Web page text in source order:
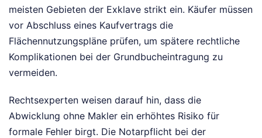
meisten Gebieten der Exklave strikt ein. Käufer müssen
vor Abschluss eines Kaufvertrags die
Flächennutzungspläne prüfen, um spätere rechtliche
Komplikationen bei der Grundbucheintragung zu
vermeiden.
Rechtsexperten weisen darauf hin, dass die
Abwicklung ohne Makler ein erhöhtes Risiko für
formale Fehler birgt. Die Notarpflicht bei der